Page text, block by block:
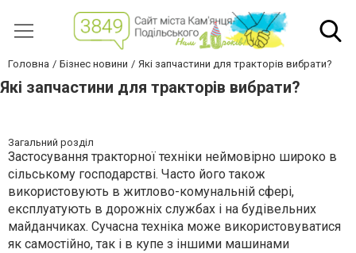
Головна Бізнес новини Які запчастини для тракторів вибрати?
Які запчастини для тракторів вибрати?
Загальний розділ
Застосування тракторної техніки неймовірно широко в
сільському господарстві. Часто його також
використовують в житлово-комунальній сфері,
експлуатують в дорожніх службах і на будівельних
майданчиках. Сучасна техніка може використовуватися
як самостійно, так і в купе з іншими машинами